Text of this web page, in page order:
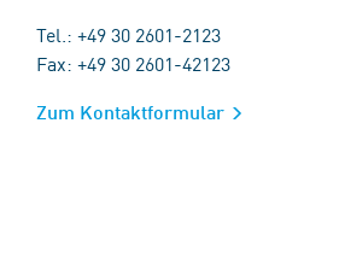
Tel.: +49 30 2601-2123
Fax: +49 30 2601-42123
Zum Kontaktformular